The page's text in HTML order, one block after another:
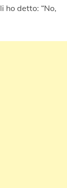
ho detto: “No,